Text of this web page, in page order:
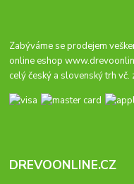
Zabýváme se prodejem
online eshop
celý český a slovenský trh vč.
DREVOONLINE.CZ